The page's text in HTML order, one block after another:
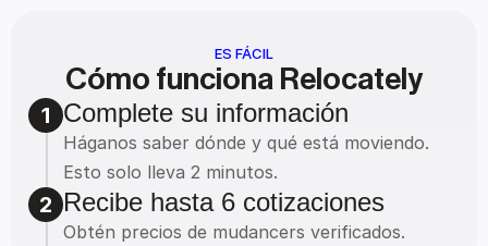
ES FÁCIL
Cómo funciona Relocately
1 Complete su información
Háganos saber dónde y qué está moviendo.
Esto solo lleva 2 minutos.
2 Recibe hasta 6 cotizaciones
Obtén precios de mudancers verificados.